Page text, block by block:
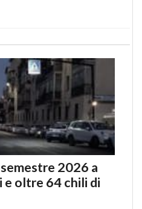
2026 a
e oltre 64 chili di